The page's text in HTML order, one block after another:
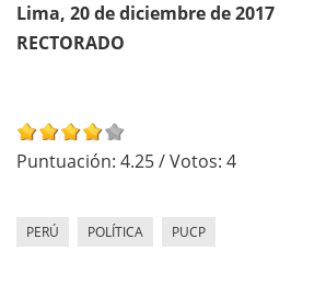
Lima, 20 de diciembre de 2017
RECTORADO
Puntuación: 4.25/ Votos: 4
PERÚ POLÍTICA PUCP